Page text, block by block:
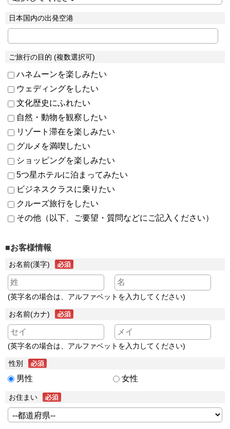
日本国内の出発空港
ご旅行の目的 (複数選択可)
ハネムーンを楽しみたい
ウェディングをしたい
文化歴史にふれたい
自然・動物を観察したい
リゾート滞在を楽しみたい
グルメを満喫したい
ショッピングを楽しみたい
5つ星ホテルに泊まってみたい
ビジネスクラスに乗りたい
クルーズ旅行をしたい
その他（以下、ご要望・質問などにご記入ください）
■お客様情報
お名前(漢字)
(英字名の場合は、アルファベットを入力してください)
お名前(カナ)
(英字名の場合は、アルファベットを入力してください)
性別
男性 女性
お住まい